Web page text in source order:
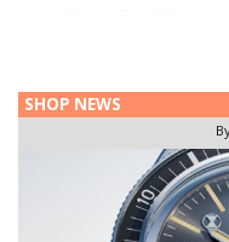
Director Co-Founder
SHOP NEWS